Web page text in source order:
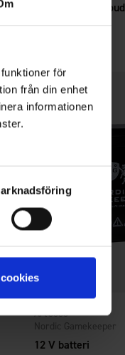
för
från din enhet
informationen
Hunter OBI 2 Cloud
2 999 kr
12 V batteri
Nordic Gamekeeper
3833